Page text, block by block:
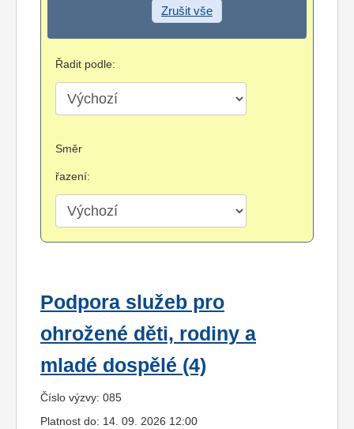
Zrušit vše
Řadit podle:
Směr
řazení:
Podpora služeb pro
ohrožené děti, rodiny a
mladé dospělé (4)
Číslo výzvy: 085
Platnost do: 14. 09. 2026 12:00